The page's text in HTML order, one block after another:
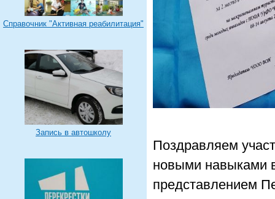
Справочник "Активная реабилитация"
Запись в автошколу
Поздравляем
новыми навыками
представлением